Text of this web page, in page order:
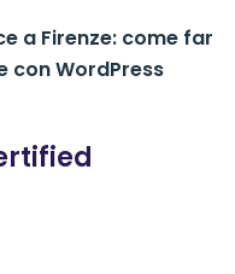
a Firenze: come far
con WordPress